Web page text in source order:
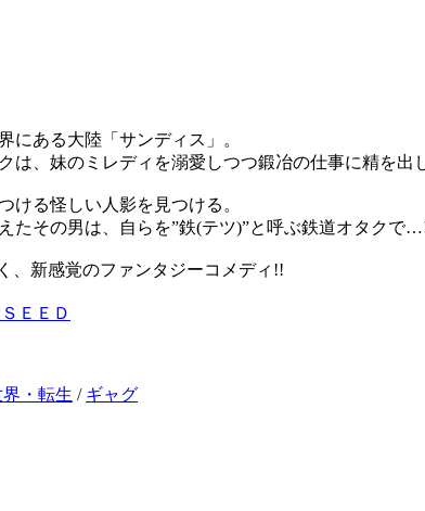
ある大陸「サンディス」。
は、妹のミレディを溺愛しつつ鍛冶の仕事に精を出
ける怪しい人影を見つける。
たその男は、自らを”鉄(テツ)”と呼ぶ鉄道オタクで
、新感覚のファンタジーコメディ!!
ＥＥＤ
・転生 / ギャグ